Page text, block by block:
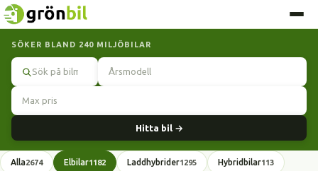
SÖKER BLAND 240 MILJÖBILAR
Hitta bil →
Alla2674 Elbilar1182 Laddhybrider1295 Hybridbilar113